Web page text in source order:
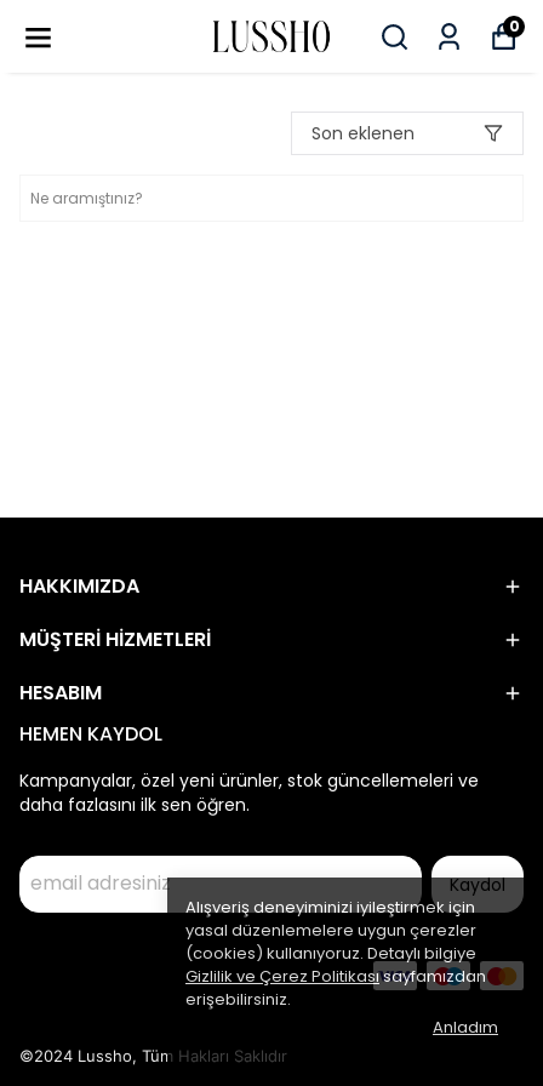
0
Alışveriş deneyiminizi iyileştirmek için
yasal düzenlemelere uygun çerezler
(cookies) kullanıyoruz. Detaylı bilgiye
Gizlilik ve Çerez Politikasısayfamızdan
erişebilirsiniz.
Anladım
Son eklenen
HAKKIMIZDA
MÜŞTERİ HİZMETLERİ
HESABIM
HEMEN KAYDOL
Kampanyalar, özel yeni ürünler, stok güncellemeleri ve
daha fazlasını ilk sen öğren.
Kaydol
©2024 Lussho, Tüm Hakları Saklıdır